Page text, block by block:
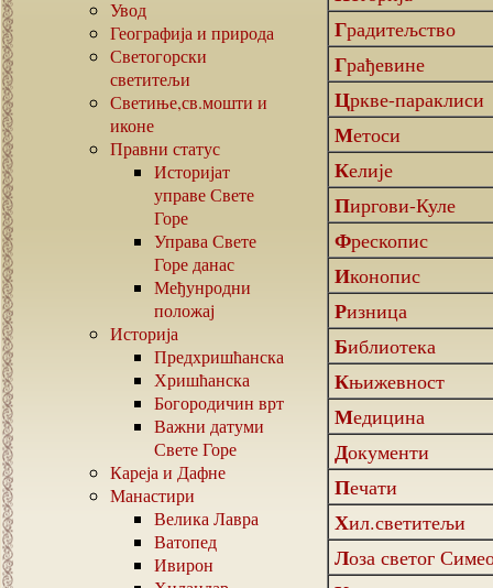
Увод
Географија и природа
Светогорски
светитељи
Светиње,св.мошти и
иконе
Правни статус
Историјат
управе Свете
Горе
Управа Свете
Горе данас
Међунродни
положај
Историја
Предхришћанска
Хришћанска
Богородичин врт
Важни датуми
Свете Горе
Кареја и Дафне
Манастири
Велика Лавра
Ватопед
Ивирон
Градитељство
Грађевине
Цркве-параклиси
Метоси
Келије
Пиргови-Куле
Фрескопис
Иконопис
Ризница
Библиотека
Књижевност
Медицина
Документи
Печати
Хил.светитељи
Лоза светог